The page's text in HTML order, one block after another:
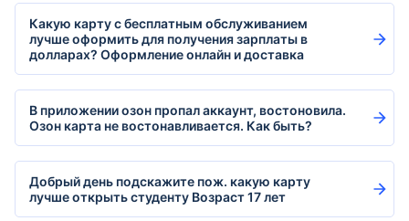
Какую карту с бесплатным обслуживанием
лучше оформить для получения зарплаты в
долларах? Оформление онлайн и доставка
В приложении озон пропал аккаунт, востоновила.
Озон карта не востонавливается. Как быть?
Добрый день подскажите пож. какую карту
лучше открыть студенту Возраст 17 лет